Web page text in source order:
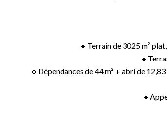
🔹Terrain de 3025 m²
🔹Dépendances de 44 m² + abri de